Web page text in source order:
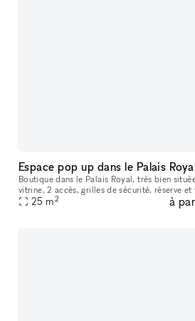
Espace pop up dans le Palais
Boutique dans le Palais Royal, très bien
vitrine, 2 accès, grilles de sécurité, réserve
pour pop up Fashion week
25 m2 à